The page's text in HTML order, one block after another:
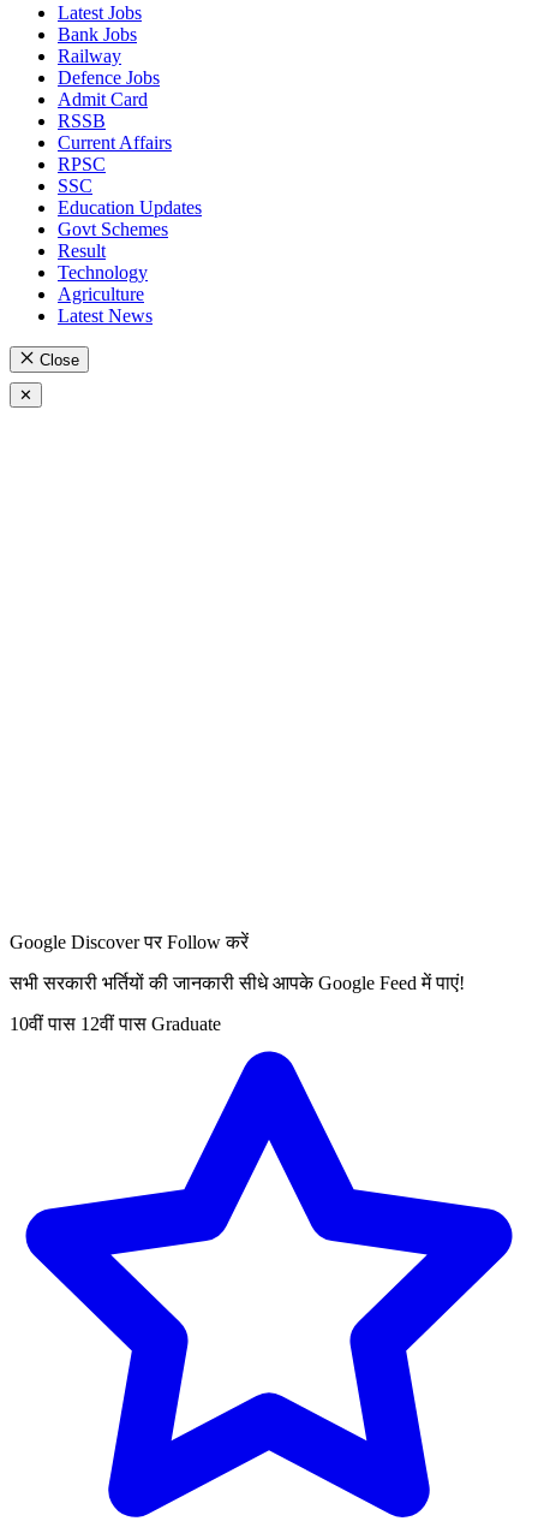
Latest Jobs
Bank Jobs
Railway
Defence Jobs
Admit Card
RSSB
Current Affairs
RPSC
SSC
Education Updates
Govt Schemes
Result
Technology
Agriculture
Latest News
Close
✕
Google Discover पर Follow करें
सभी सरकारी भर्तियों की जानकारी सीधे आपके Google Feed में पाएं!
10वीं पास 12वीं पास Graduate